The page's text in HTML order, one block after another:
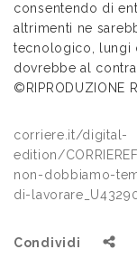
consentendo di
altrimenti ne
tecnologico, lungi
dovrebbe al
©RIPRODUZIONE
corriere.it/digital-
edition/
non-dobbiamo-
di-
Condividi